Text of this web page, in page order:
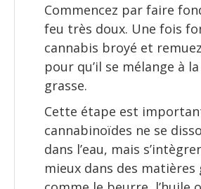
Commencez par faire
feu très doux. Une fois
cannabis broyé et
pour qu’il se mélange à
grasse.
Cette étape est
cannabinoïdes ne se
dans l’eau, mais
mieux dans des matières